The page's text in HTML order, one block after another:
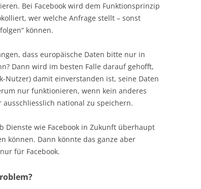
Bei Facebook wird dem Funktionsprinzip
wer welche Anfrage stellt – sonst
können.
dass europäische Daten bitte nur in
Dann wird im besten Falle darauf gehofft,
Nutzer) damit einverstanden ist, seine Daten
nur funktionieren, wenn kein anderes
national zu speichern.
Dienste wie Facebook in Zukunft überhaupt
können. Dann könnte das ganze aber
für Facebook.